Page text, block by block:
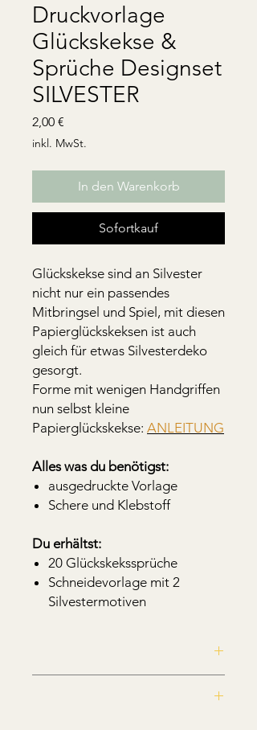
Druckvorlage
Glückskekse &
Sprüche Designset
SILVESTER
2,00 €
inkl. MwSt.
In den Warenkorb
Sofortkauf
Glückskekse sind an Silvester
nicht nur ein passendes
Mitbringsel und Spiel, mit diesen
Papierglückskeksen ist auch
gleich für etwas Silvesterdeko
gesorgt.
Forme mit wenigen Handgriffen
nun selbst kleine
Papierglückskekse: ANLEITUNG
Alles was du benötigst:
ausgedruckte Vorlage
Schere und Klebstoff
Du erhältst:
20 Glückskekssprüche
Schneidevorlage mit 2
Silvestermotiven
Hochformat zum selber ausdrucken.